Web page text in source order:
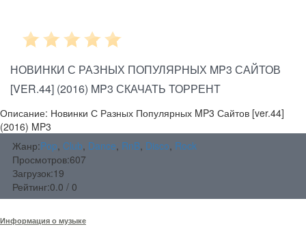
НОВИНКИ С РАЗНЫХ ПОПУЛЯРНЫХ MP3 САЙТОВ
[VER.44] (2016) MP3 СКАЧАТЬ ТОРРЕНТ
Описание: Новинки С Разных Популярных MP3 Сайтов [ver.44]
(2016) MP3
Жанр:Pop, Club, Dance, RnB, Disco, Rock
Просмотров:607
Загрузок:19
Рейтинг:0.0 / 0
Информация о музыке